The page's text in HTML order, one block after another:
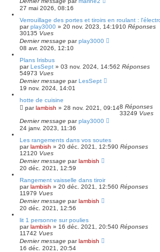
27 mai 2026, 08:16
Verrouillage des portes et tiroirs en roulant :
parplay3000 » 20 nov. 2023, 14:1910 Réponses
30135 Vues
Dernier message parplay3000
08 avr. 2026, 12:10
Plans Irisbus
parLesSept » 03 nov. 2024, 14:562 Réponses
54973 Vues
Dernier message parLesSept
19 nov. 2024, 14:01
hotte de cuisine
parlambish » 28 nov. 2021, 09:148 Réponses
33249 Vues
Dernier message parplay3000
24 janv. 2023, 11:36
Les rangements dans vos soutes
parlambish » 20 déc. 2021, 12:590 Réponses
12120 Vues
Dernier message parlambish
20 déc. 2021, 12:59
Rangement vaisselle dans tiroir
parlambish » 20 déc. 2021, 12:560 Réponses
11979 Vues
Dernier message parlambish
20 déc. 2021, 12:56
lit 1 personne sur poulies
parlambish » 16 déc. 2021, 20:540 Réponses
11742 Vues
Dernier message parlambish
16 déc. 2021, 20:54